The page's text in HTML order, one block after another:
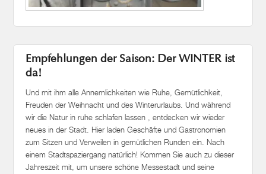
Empfehlungen der Saison: Der WINTER ist
da!
Und mit ihm alle Annemlichkeiten wie Ruhe, Gemütlichkeit,
Freuden der Weihnacht und des Winterurlaubs. Und während
wir die Natur in ruhe schlafen lassen , entdecken wir wieder
neues in der Stadt. Hier laden Geschäfte und Gastronomien
zum Sitzen und Verweilen in gemütlichen Runden ein. Nach
einem Stadtspaziergang natürlich! Kommen Sie auch zu dieser
Jahreszeit mit, um unsere schöne Messestadt und seine